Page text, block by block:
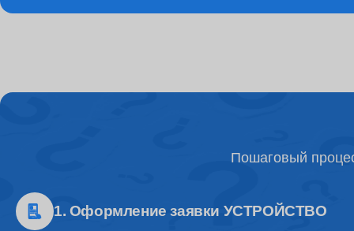
Ремонт процессора
Пошаговый
1. Оформление заявки УСТРОЙСТВО